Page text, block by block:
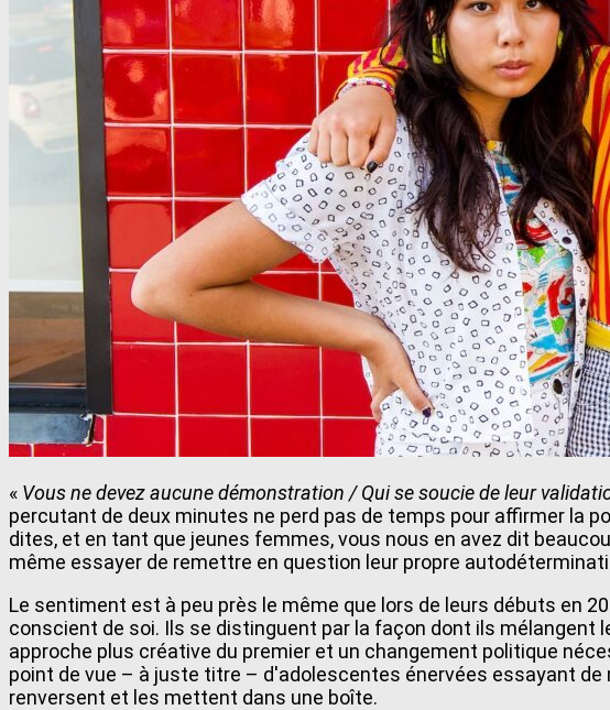
« Vous ne devez aucune démonstration / Qui se soucie de leur
percutant de deux minutes ne perd pas de temps pour affirmer la
dites, et en tant que jeunes femmes, vous nous en avez dit
même essayer de remettre en question leur propre
Le sentiment est à peu près le même que lors de leurs débuts en
conscient de soi. Ils se distinguent par la façon dont ils mélangent
approche plus créative du premier et un changement politique
point de vue – à juste titre – d'adolescentes énervées essayant
renversent et les mettent dans une boîte.